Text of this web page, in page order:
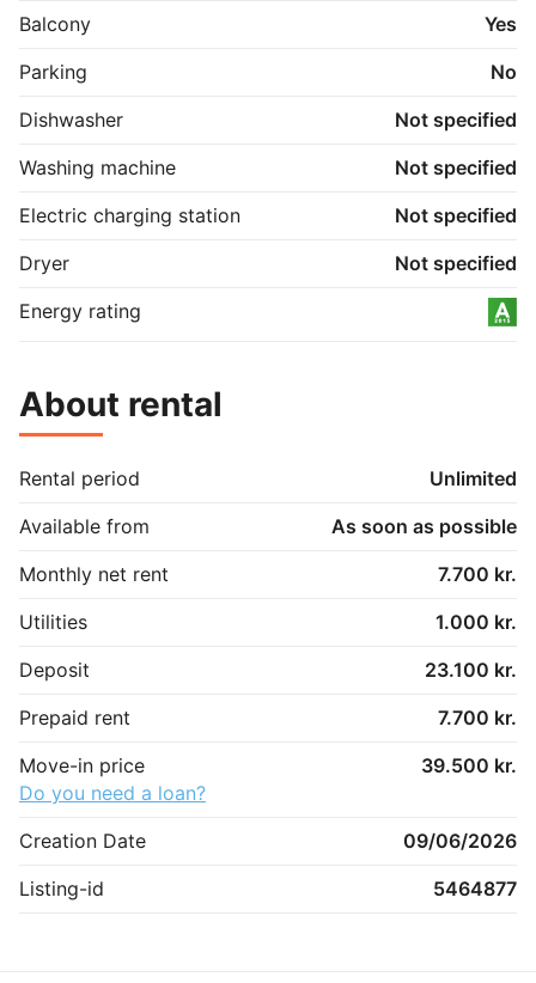
Balcony
Yes
Parking
No
Dishwasher
Not specified
Washing machine
Not specified
Electric charging station
Not specified
Dryer
Not specified
Energy rating
About rental
Rental period
Unlimited
Available from
As soon as possible
Monthly net rent
7.700 kr.
Utilities
1.000 kr.
Deposit
23.100 kr.
Prepaid rent
7.700 kr.
Move-in price
39.500 kr.
Do you need a loan?
Creation Date
09/06/2026
Listing-id
5464877